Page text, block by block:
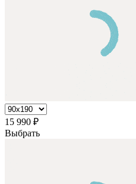
15 990 ₽
Выбрать